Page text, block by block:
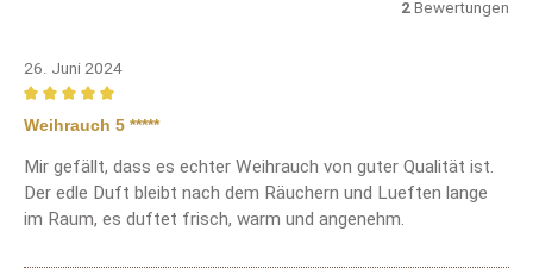
2 Bewertungen
26. Juni 2024
Bewertung mit 5 von 5 Sternen
Weihrauch 5 *****
Mir gefällt, dass es echter Weihrauch von guter Qualität ist.
Der edle Duft bleibt nach dem Räuchern und Lueften lange
im Raum, es duftet frisch, warm und angenehm.